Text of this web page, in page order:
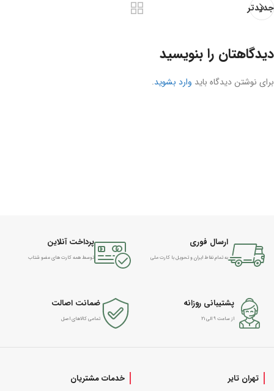
جدیدتر
دیدگاهتان را بنویسید
برای نوشتن دیدگاه باید وارد بشوید.
ارسال فوری
به تمام نقاط ایران و تحویل با کارت ملی
پرداخت آنلاین
توسط همه کارت های عضو شتاب
پشتیبانی روزانه
از ساعت ۹ الی ۲۱
ضمانت اصالت
تمامی کالاهای اصل
تهران تایر
خدمات مشتریان